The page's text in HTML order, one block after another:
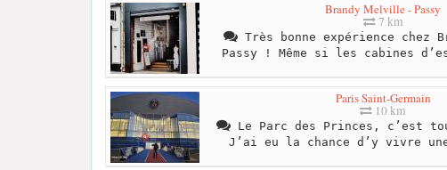
Brandy Melville - Passy
7 km
Très bonne expérience chez
Passy ! Même si les cabines
Paris Saint-Germain
10 km
Le Parc des Princes, c’est
J’ai eu la chance d’y vivre